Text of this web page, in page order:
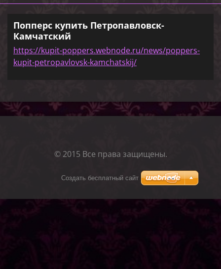
Попперс купить Петропавловск-
Камчатский
https://kupit-poppers.webnode.ru/news/poppers-
kupit-petropavlovsk-kamchatskij/
© 2015 Все права защищены.
Создать бесплатный сайт